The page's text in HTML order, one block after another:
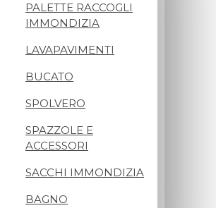
PALETTE RACCOGLI
IMMONDIZIA
LAVAPAVIMENTI
BUCATO
SPOLVERO
SPAZZOLE E
ACCESSORI
SACCHI IMMONDIZIA
BAGNO